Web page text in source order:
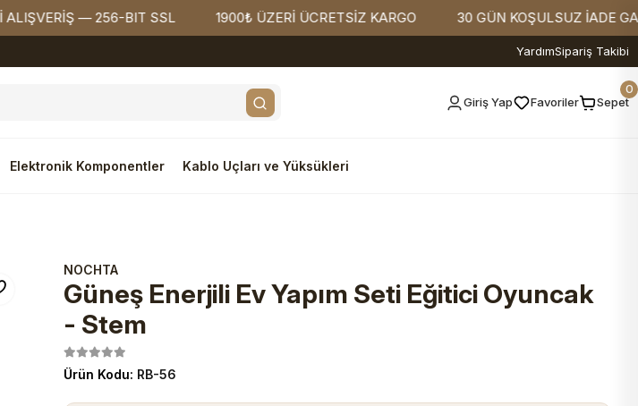
— 256-BIT SSL 1900₺ ÜZERİ ÜCRETSİZ KARGO 30 GÜN KOŞULSUZ İADE
YardımSipariş Takibi
Giriş Yap Favoriler Sepet
0
Elektronik Komponentler Kablo Uçları ve Yüksükleri
NOCHTA
Güneş Enerjili Ev Yapım Seti Eğitici Oyuncak
- Stem
Ürün Kodu: RB-56